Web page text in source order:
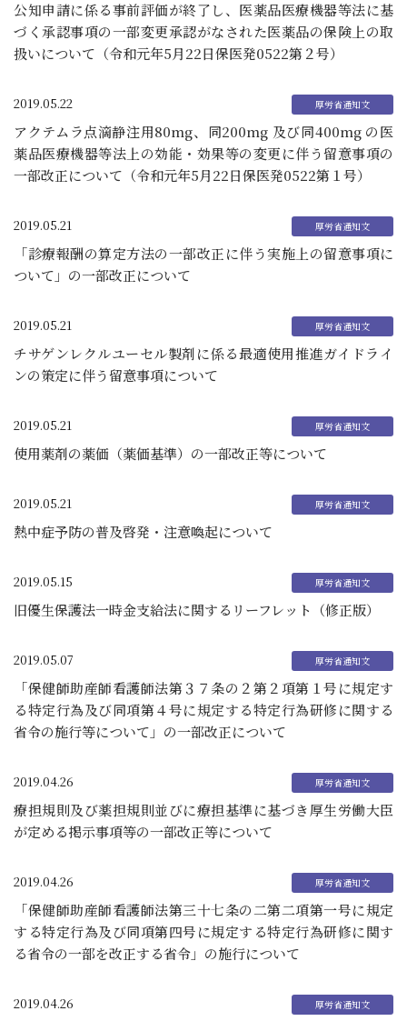
公知申請に係る事前評価が終了し、医薬品医療機器等法に基
づく承認事項の一部変更承認がなされた医薬品の保険上の取
扱いについて（令和元年5月22日保医発0522第２号）
2019.05.22
アクテムラ点滴静注用80mg、同200mg 及び同400mg の医
薬品医療機器等法上の効能・効果等の変更に伴う留意事項の
一部改正について（令和元年5月22日保医発0522第１号）
2019.05.21
「診療報酬の算定方法の一部改正に伴う実施上の留意事項に
ついて」の一部改正について
2019.05.21
チサゲンレクルユーセル製剤に係る最適使用推進ガイドライ
ンの策定に伴う留意事項について
2019.05.21
使用薬剤の薬価（薬価基準）の一部改正等について
2019.05.21
熱中症予防の普及啓発・注意喚起について
2019.05.15
旧優生保護法一時金支給法に関するリーフレット（修正版）
2019.05.07
「保健師助産師看護師法第３７条の２第２項第１号に規定す
る特定行為及び同項第４号に規定する特定行為研修に関する
省令の施行等について」の一部改正について
2019.04.26
療担規則及び薬担規則並びに療担基準に基づき厚生労働大臣
が定める掲示事項等の一部改正等について
2019.04.26
「保健師助産師看護師法第三十七条の二第二項第一号に規定
する特定行為及び同項第四号に規定する特定行為研修に関す
る省令の一部を改正する省令」の施行について
2019.04.26